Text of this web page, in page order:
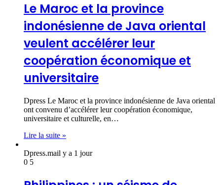
Le Maroc et la province
indonésienne de Java oriental
veulent accélérer leur
coopération économique et
universitaire
Dpress Le Maroc et la province indonésienne de Java oriental
ont convenu d’accélérer leur coopération économique,
universitaire et culturelle, en…
Lire la suite »
Dpress.mail y a 1 jour
0 5